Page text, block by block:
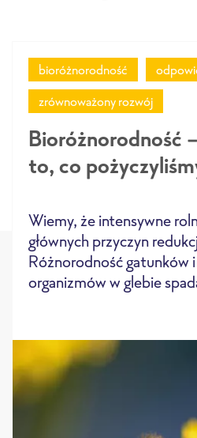
bioróżnorodność
zrównoważony rozwój
Bioróżnorodność
to, co
Wiemy, że intensywne
głównych przyczyn
Różnorodność gatunków
organizmów w glebie